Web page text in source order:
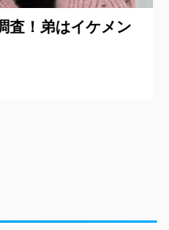
査！弟はイケメン